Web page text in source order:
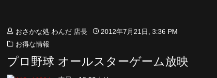
おさかな処 わんだ 店長
2012年7月21日, 3:36 PM
お得な情報
プロ野球 オールスターゲーム放映